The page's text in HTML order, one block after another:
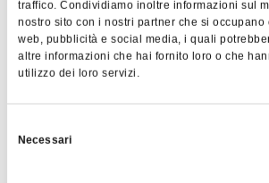
traffico. Condividiamo inoltre informazioni sul
nostro sito con i nostri partner che si
web, pubblicità e social media, i quali
altre informazioni che hai fornito loro o che
utilizzo dei loro servizi.
delNecessari